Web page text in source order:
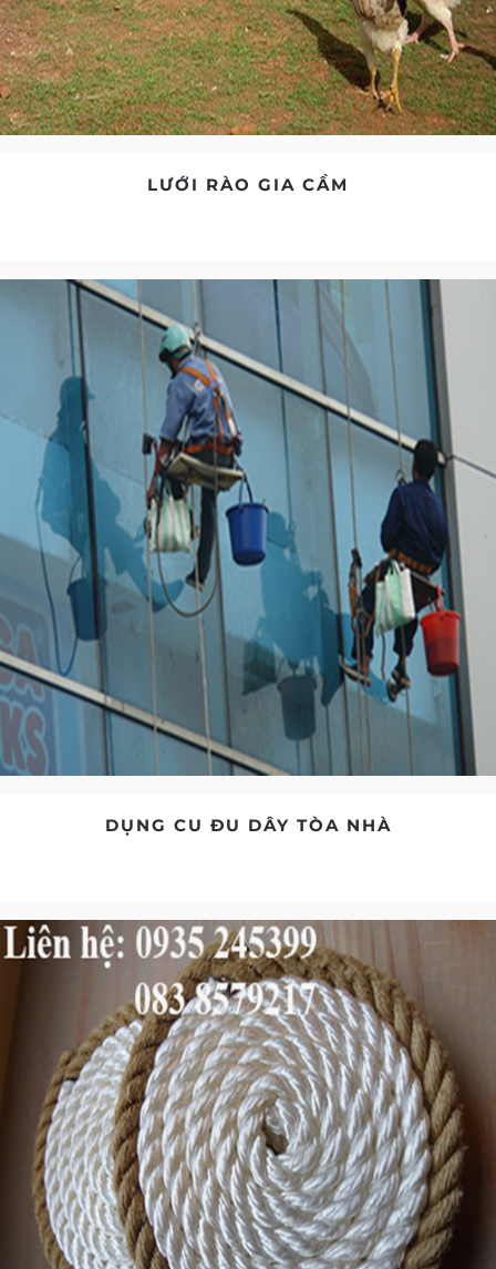
LƯỚI RÀO GIA CẦM
DỤNG CU ĐU DÂY TÒA NHÀ